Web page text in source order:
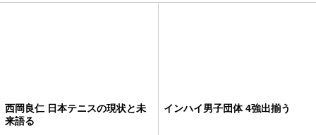
西岡良仁 日本テニスの現状と未
来語る
インハイ男子団体 4強出揃う